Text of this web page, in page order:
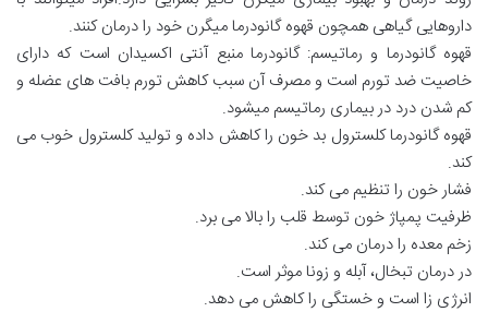
داروهایی گیاهی همچون قهوه گانودرما میگرن خود را درمان کنند.
قهوه گانودرما و رماتیسم: گانودرما منبع آنتی اکسیدان است که دارای
خاصیت ضد تورم است و مصرف آن سبب کاهش تورم بافت های عضله و
کم شدن درد در بیماری رماتیسم میشود.
قهوه گانودرما کلسترول بد خون را کاهش داده و تولید کلسترول خوب می
کند.
فشار خون را تنظیم می کند.
ظرفیت پمپاژ خون توسط قلب را بالا می برد.
زخم معده را درمان می کند.
در درمان تبخال، آبله و زونا موثر است.
انرژی زا است و خستگی را کاهش می دهد.